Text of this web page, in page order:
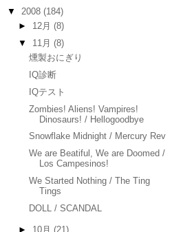
▼ 2008 (184)
► 12月 (8)
▼ 11月 (8)
燻製おにぎり
IQ診断
IQテスト
Zombies! Aliens! Vampires!
Dinosaurs! / Hellogoodbye
Snowflake Midnight / Mercury Rev
We are Beatiful, We are Doomed /
Los Campesinos!
We Started Nothing / The Ting
Tings
DOLL / SCANDAL
► 10月 (21)